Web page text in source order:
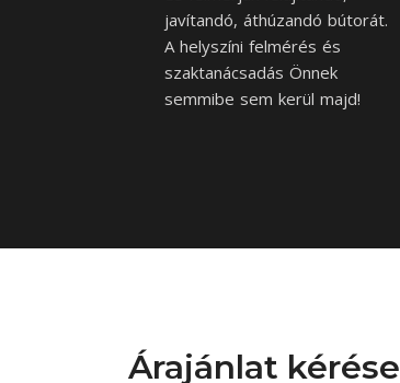
javítandó, áthúzandó bútorát.
A helyszíni felmérés és
szaktanácsadás Önnek
semmibe sem kerül majd!
Árajánlat kérése